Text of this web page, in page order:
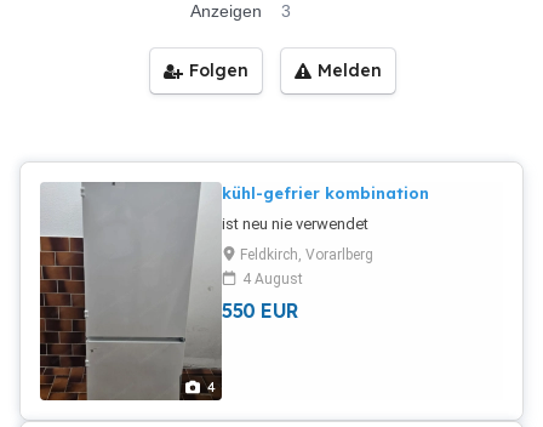
Anzeigen
3
Folgen Melden
4
kühl-gefrier kombination
ist neu nie verwendet
Feldkirch, Vorarlberg
4 August
550 EUR